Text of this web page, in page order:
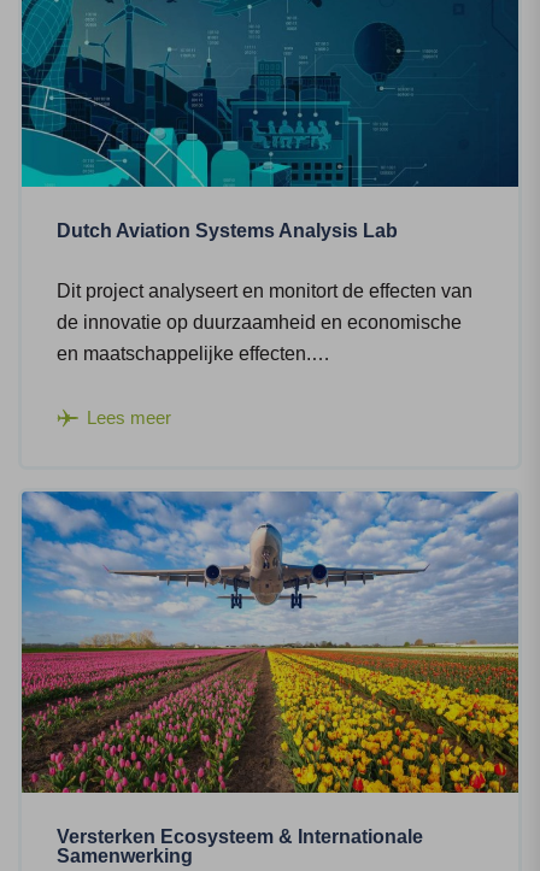
Dutch Aviation Systems Analysis Lab
Dit project analyseert en monitort de effecten van
de innovatie op duurzaamheid en economische
en maatschappelijke effecten.…
Lees meer
Versterken Ecosysteem & Internationale
Samenwerking